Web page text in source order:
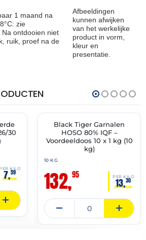
1 maand na
zie
ontdooien niet
ruik, proef na de
Afbeeldingen
kunnen afwijken
van het werkelijke
product in vorm,
kleur en
presentatie.
30
PER KILO
7,59
✓ VAST ASSORTIMENT
Black Tiger Garnalen
HOSO 80% IQF –
Voordeeldoos 10 x 1 kg (10
kg)
10 KG
132,95 PER KILO
13,30